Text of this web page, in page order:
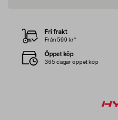
Fri frakt
Från 599 kr*
Öppet köp
365 dagar öppet köp